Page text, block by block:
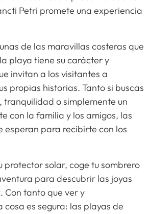
Petri promete una experiencia
de las maravillas costeras que
playa tiene su carácter y
invitan a los visitantes a
propias historias. Tanto si buscas
o simplemente un
con la familia y los amigos, las
esperan para recibirte con los
protector solar, coge tu sombrero
para descubrir las joyas
Con tanto que ver y
es segura: las playas de